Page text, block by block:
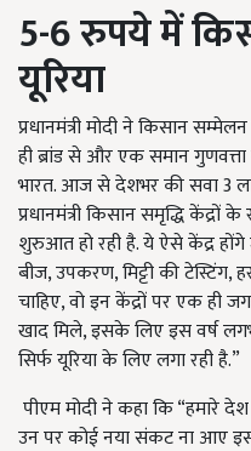
5-6रुपये में
यूरिया
प्रधानमंत्री मोदी ने किसान
ही ब्रांड से और एक समान गुणवत्ता
भारत. आज से देशभर की सवा 3
प्रधानमंत्री किसान समृद्धि
शुरुआत हो रही है. ये ऐसे केंद्र होंगे
बीज, उपकरण, मिट्टी की टेस्टिंग,
चाहिए, वो इन केंद्रों पर एक ही
खाद मिले, इसके लिए इस वर्ष
सिर्फ यूरिया के लिए लगा रही है.”
पीएम मोदी ने कहा कि “हमारे
उन पर कोई नया संकट ना आए